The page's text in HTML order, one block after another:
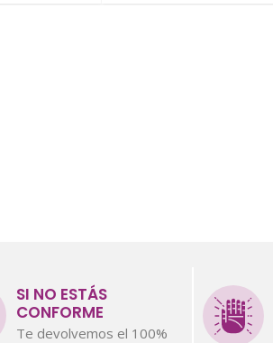
SI NO ESTÁS
CONFORME
Te devolvemos el 100%